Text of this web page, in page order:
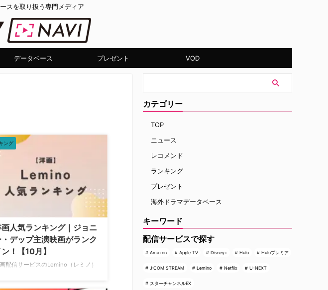
スを取り扱う専門メディア
データベース プレゼント VOD
ング
人気ランキング｜ジョニ
・デップ主演映画がランク
！【10月】
配信サービスのLemino（レミノ）
カテゴリー
TOP
ニュース
レコメンド
ランキング
プレゼント
海外ドラマデータベース
キーワード
配信サービスで探す
Amazon Apple TV Disney+ Hulu Huluプレミア
J:COM STREAM Lemino Netflix U-NEXT
スターチャンネルEX